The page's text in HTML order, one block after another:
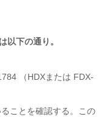
以下の通り。
（HDXまたは FDX-
ことを確認する。この